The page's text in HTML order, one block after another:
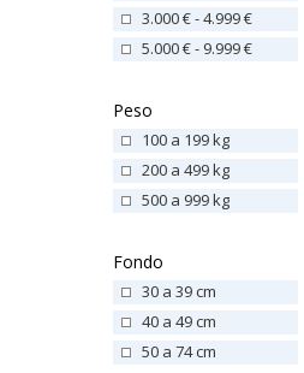
3.000 € - 4.999 €
5.000 € - 9.999 €
Peso
100 a 199 kg
200 a 499 kg
500 a 999 kg
Fondo
30 a 39 cm
40 a 49 cm
50 a 74 cm